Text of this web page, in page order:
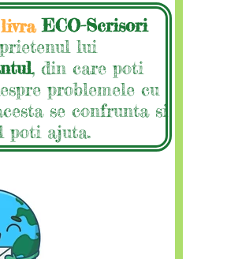
ECO-Scrisori
lui
, din care poti
problemele cu
se confrunta si
poti ajuta.